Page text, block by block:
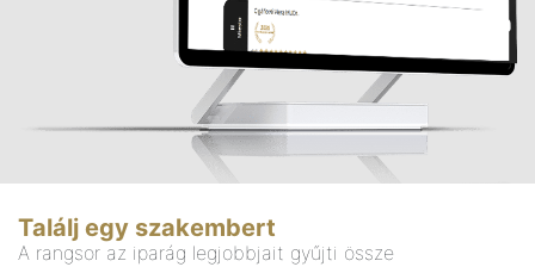
Találj egy szakembert
A rangsor az iparág legjobbjait gyűjti össze